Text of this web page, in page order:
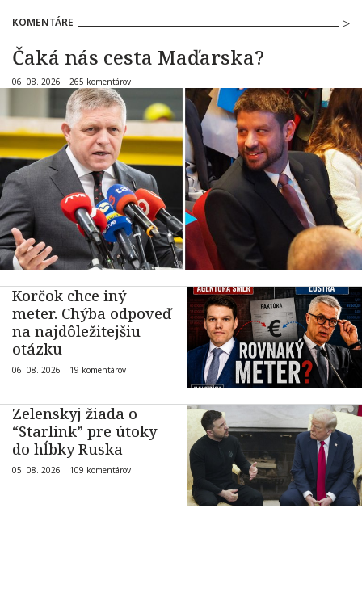
KOMENTÁRE
Čaká nás cesta Maďarska?
06. 08. 2026 | 265 komentárov
Korčok chce iný
meter. Chýba odpoveď
na najdôležitejšiu
otázku
06. 08. 2026 | 19 komentárov
Zelenskyj žiada o
“Starlink” pre útoky
do hĺbky Ruska
05. 08. 2026 | 109 komentárov